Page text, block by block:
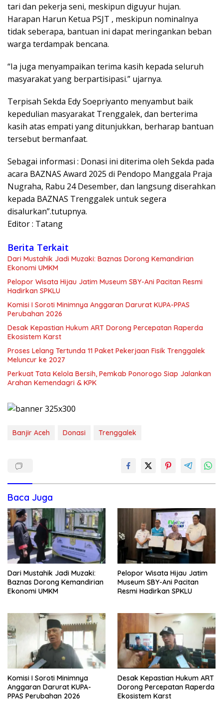
tari dan pekerja seni, meskipun diguyur hujan.
​Harapan Harun Ketua PSJT , meskipun nominalnya
tidak seberapa, bantuan ini dapat meringankan beban
warga terdampak bencana.
“Ia juga menyampaikan terima kasih kepada seluruh
masyarakat yang berpartisipasi.” ujarnya.
​Terpisah Sekda Edy Soepriyanto menyambut baik
kepedulian masyarakat Trenggalek, dan berterima
kasih atas empati yang ditunjukkan, berharap bantuan
tersebut bermanfaat.
​Sebagai informasi : Donasi ini diterima oleh Sekda pada
acara BAZNAS Award 2025 di Pendopo Manggala Praja
Nugraha, Rabu 24 Desember, dan langsung diserahkan
kepada BAZNAS Trenggalek untuk segera
disalurkan”.tutupnya.
Editor : Tatang
Berita Terkait
Dari Mustahik Jadi Muzaki: Baznas Dorong Kemandirian
Ekonomi UMKM
Pelopor Wisata Hijau Jatim Museum SBY-Ani Pacitan Resmi
Hadirkan SPKLU
Komisi I Soroti Minimnya Anggaran Darurat KUPA-PPAS
Perubahan 2026
Desak Kepastian Hukum ART Dorong Percepatan Raperda
Ekosistem Karst
Proses Lelang Tertunda 11 Paket Pekerjaan Fisik Trenggalek
Meluncur ke 2027
Perkuat Tata Kelola Bersih, Pemkab Ponorogo Siap Jalankan
Arahan Kemendagri & KPK
Banjir Aceh Donasi Trenggalek
Baca Juga
Dari Mustahik Jadi Muzaki:
Baznas Dorong Kemandirian
Ekonomi UMKM
Pelopor Wisata Hijau Jatim
Museum SBY-Ani Pacitan
Resmi Hadirkan SPKLU
Komisi I Soroti Minimnya
Anggaran Darurat KUPA-
PPAS Perubahan 2026
Desak Kepastian Hukum ART
Dorong Percepatan Raperda
Ekosistem Karst